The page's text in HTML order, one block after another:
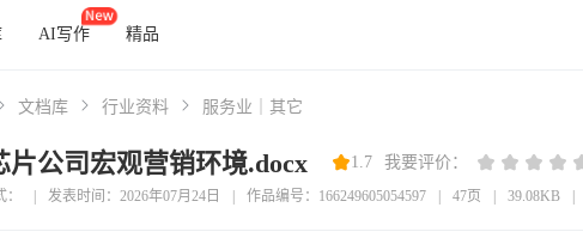
AI写作 精品
文档库 行业资料 服务业｜其它
片公司宏观营销环境.docx 1.7 我要评价：
发表时间：2026年07月24日 作品编号：166249605054597 47页 39.08KB